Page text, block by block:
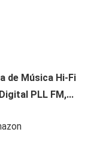
de Música Hi-Fi
PLL FM,...